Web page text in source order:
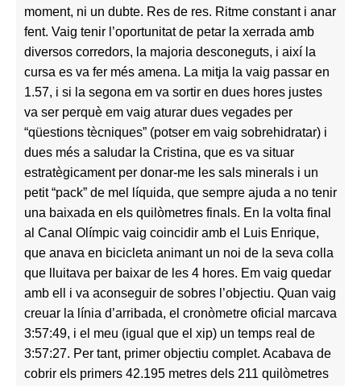
moment, ni un dubte. Res de res. Ritme constant i anar
fent. Vaig tenir l’oportunitat de petar la xerrada amb
diversos corredors, la majoria desconeguts, i així la
cursa es va fer més amena. La mitja la vaig passar en
1.57, i si la segona em va sortir en dues hores justes
va ser perquè em vaig aturar dues vegades per
“qüestions tècniques” (potser em vaig sobrehidratar) i
dues més a saludar la Cristina, que es va situar
estratègicament per donar-me les sals minerals i un
petit “pack” de mel líquida, que sempre ajuda a no tenir
una baixada en els quilòmetres finals. En la volta final
al Canal Olímpic vaig coincidir amb el Luis Enrique,
que anava en bicicleta animant un noi de la seva colla
que lluitava per baixar de les 4 hores. Em vaig quedar
amb ell i va aconseguir de sobres l’objectiu. Quan vaig
creuar la línia d’arribada, el cronòmetre oficial marcava
3:57:49, i el meu (igual que el xip) un temps real de
3:57:27. Per tant, primer objectiu complet. Acabava de
cobrir els primers 42.195 metres dels 211 quilòmetres